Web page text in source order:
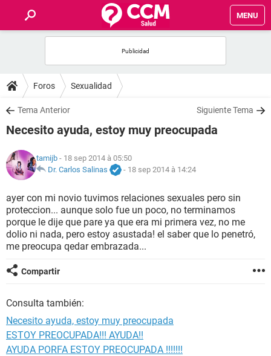
MENU
FORUMS
SALUD
NUTRICIÓN
BIENESTAR
SEXUALIDAD
GLOSARIO
Foros Sexualidad
Tema Anterior Siguiente Tema
Necesito ayuda, estoy muy preocupada
tamijb - 18 sep 2014 à 05:50
Dr. Carlos Salinas
- 18 sep 2014 à 14:24
ayer con mi novio tuvimos relaciones sexuales pero sin
proteccion... aunque solo fue un poco, no terminamos
porque le dije que pare ya que era mi primera vez, no me
dolio ni nada, pero estoy asustada! el saber que lo penetró,
me preocupa qedar embrazada...
Compartir
Consulta también:
Necesito ayuda, estoy muy preocupada
ESTOY PREOCUPADA!!! AYUDA!!
AYUDA PORFA ESTOY PREOCUPADA !!!!!!!